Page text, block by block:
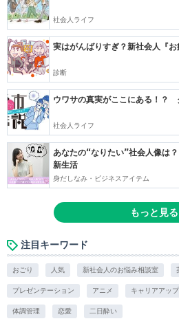
社会人ライフ
実はがんばりすぎ？新社会人『
診断
ウワサの真実がここにある！？
社会人ライフ
あなたの“なりたい”社会人像は
新生活
身だしなみ・ビジネスアイテム
もっと見る
注目キーワード
おごり 人気 新社会人のお悩み相談室
プレゼンテーション アニメ キャリアアップ
体調管理 恋愛 二日酔い